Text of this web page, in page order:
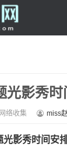
光影秀
网络收集 miss
光影秀时间安